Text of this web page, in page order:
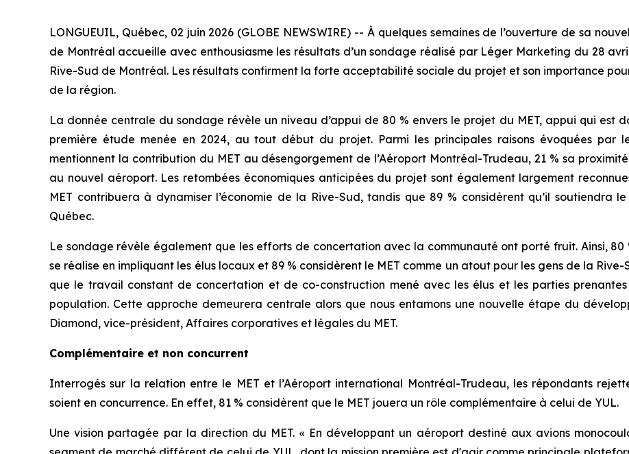
LONGUEUIL, Québec, 02 juin 2026 (GLOBE NEWSWIRE) -- À quelques semaines de l’ouverture de sa
de Montréal accueille avec enthousiasme les résultats d’un sondage réalisé par Léger Marketing du 28
Rive-Sud de Montréal. Les résultats confirment la forte acceptabilité sociale du projet et son importance
de la région.
La donnée centrale du sondage révèle un niveau d’appui de 80 % envers le projet du MET, appui qui est
première étude menée en 2024, au tout début du projet. Parmi les principales raisons évoquées par
mentionnent la contribution du MET au désengorgement de l’Aéroport Montréal-Trudeau, 21 % sa
au nouvel aéroport. Les retombées économiques anticipées du projet sont également largement
MET contribuera à dynamiser l’économie de la Rive-Sud, tandis que 89 % considèrent qu’il soutiendra
Québec.
Le sondage révèle également que les efforts de concertation avec la communauté ont porté fruit. Ainsi,
se réalise en impliquant les élus locaux et 89 % considèrent le MET comme un atout pour les gens de la Rive-
que le travail constant de concertation et de co-construction mené avec les élus et les parties
population. Cette approche demeurera centrale alors que nous entamons une nouvelle étape du
Diamond, vice-président, Affaires corporatives et légales du MET.
Complémentaire et non concurrent
Interrogés sur la relation entre le MET et l’Aéroport international Montréal-Trudeau, les répondants
soient en concurrence. En effet, 81 % considèrent que le MET jouera un rôle complémentaire à celui de YUL.
Une vision partagée par la direction du MET. « En développant un aéroport destiné aux avions